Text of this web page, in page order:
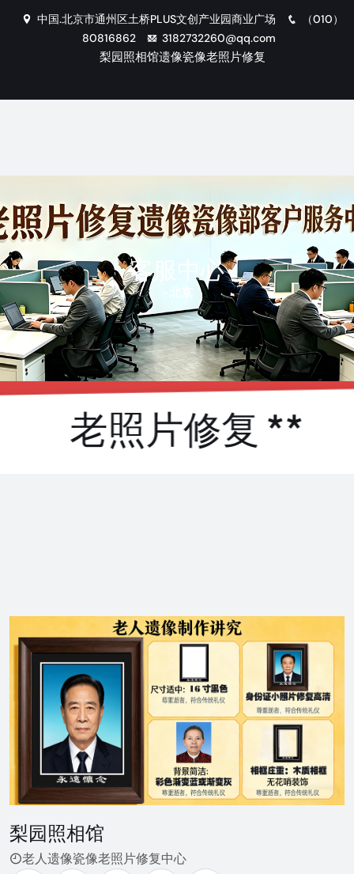
中国.北京市通州区土桥PLUS文创产业园商业广场
（010）
80816862
3182732260@qq.com
梨园照相馆遗像瓷像老照片修复
客服中心
- 北京
照片修复 ** 破
梨园照相馆
老人遗像瓷像老照片修复中心